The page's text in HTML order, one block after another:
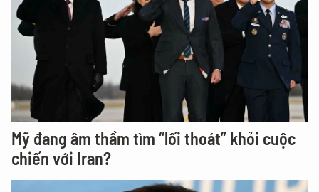
Mỹ đang âm thầm tìm “lối thoát” khỏi cuộc
chiến với Iran?